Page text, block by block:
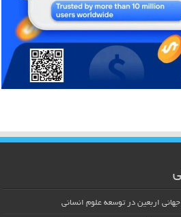
اربعین در توسعه علوم انسانی